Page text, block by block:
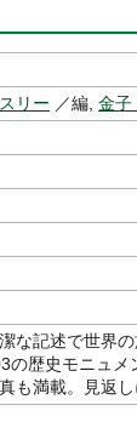
リー ／編, 金子
な記述で世界
の歴史モニュ
も満載。見返